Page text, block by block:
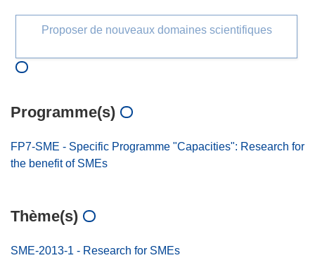
Proposer de nouveaux domaines scientifiques
Programme(s)
FP7-SME - Specific Programme "Capacities": Research for
the benefit of SMEs
Thème(s)
SME-2013-1 - Research for SMEs